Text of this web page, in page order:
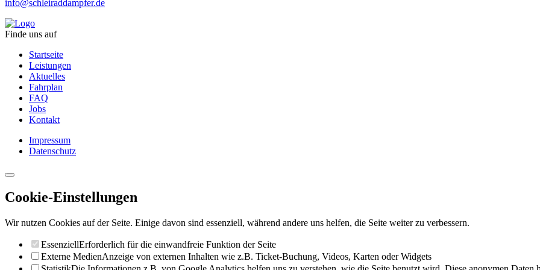
info@schleiraddampfer.de
Finde uns auf
Startseite
Leistungen
Aktuelles
Fahrplan
FAQ
Jobs
Kontakt
Impressum
Datenschutz
Cookie-Einstellungen
Wir nutzen Cookies auf der Seite. Einige davon sind essenziell, während andere uns helfen, die Seite weiter zu verbessern.
EssenziellErforderlich für die einwandfreie Funktion der Seite
Externe MedienAnzeige von externen Inhalten wie z.B. Ticket-Buchung, Videos, Karten oder Widgets